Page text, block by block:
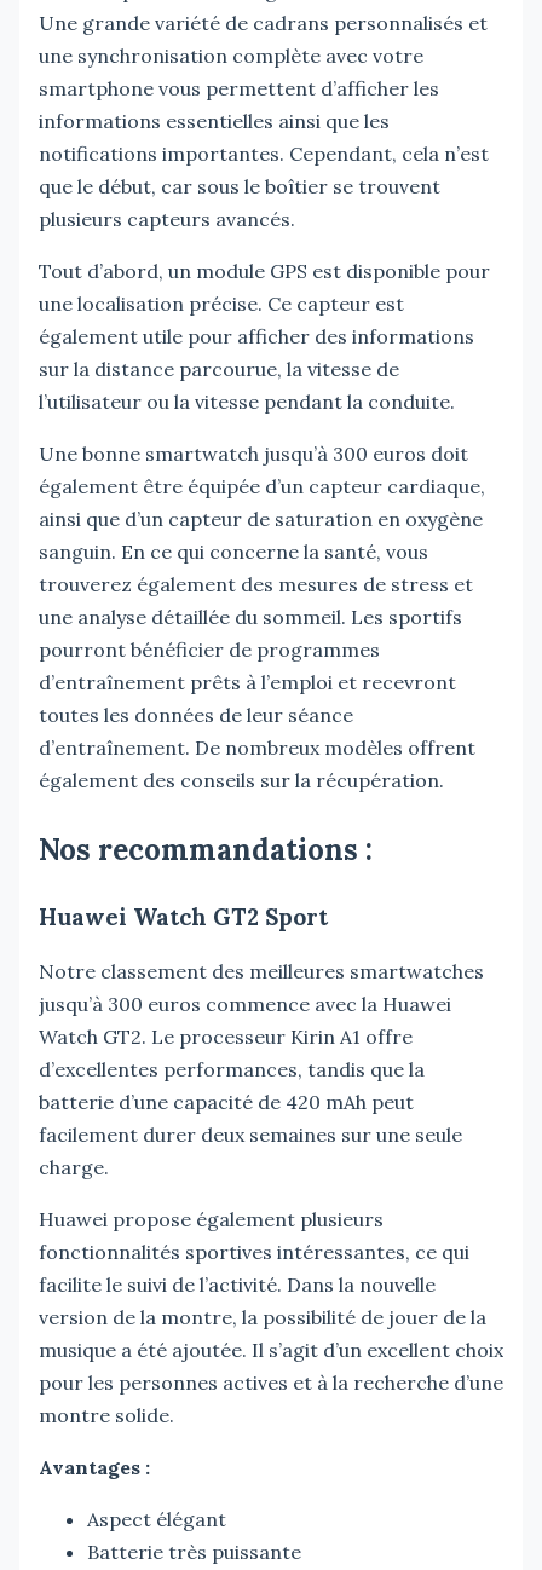
Une grande variété de cadrans personnalisés et
une synchronisation complète avec votre
smartphone vous permettent d’afficher les
informations essentielles ainsi que les
notifications importantes. Cependant, cela n’est
que le début, car sous le boîtier se trouvent
plusieurs capteurs avancés.
Tout d’abord, un module GPS est disponible pour
une localisation précise. Ce capteur est
également utile pour afficher des informations
sur la distance parcourue, la vitesse de
l’utilisateur ou la vitesse pendant la conduite.
Une bonne smartwatch jusqu’à 300 euros doit
également être équipée d’un capteur cardiaque,
ainsi que d’un capteur de saturation en oxygène
sanguin. En ce qui concerne la santé, vous
trouverez également des mesures de stress et
une analyse détaillée du sommeil. Les sportifs
pourront bénéficier de programmes
d’entraînement prêts à l’emploi et recevront
toutes les données de leur séance
d’entraînement. De nombreux modèles offrent
également des conseils sur la récupération.
Nos recommandations :
Huawei Watch GT2 Sport
Notre classement des meilleures smartwatches
jusqu’à 300 euros commence avec la Huawei
Watch GT2. Le processeur Kirin A1 offre
d’excellentes performances, tandis que la
batterie d’une capacité de 420 mAh peut
facilement durer deux semaines sur une seule
charge.
Huawei propose également plusieurs
fonctionnalités sportives intéressantes, ce qui
facilite le suivi de l’activité. Dans la nouvelle
version de la montre, la possibilité de jouer de la
musique a été ajoutée. Il s’agit d’un excellent choix
pour les personnes actives et à la recherche d’une
montre solide.
Avantages :
Aspect élégant
Batterie très puissante